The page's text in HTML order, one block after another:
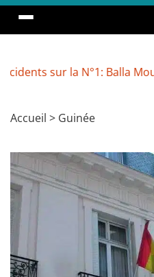
sur la N°1: Balla Moussa
Accueil > Guinée